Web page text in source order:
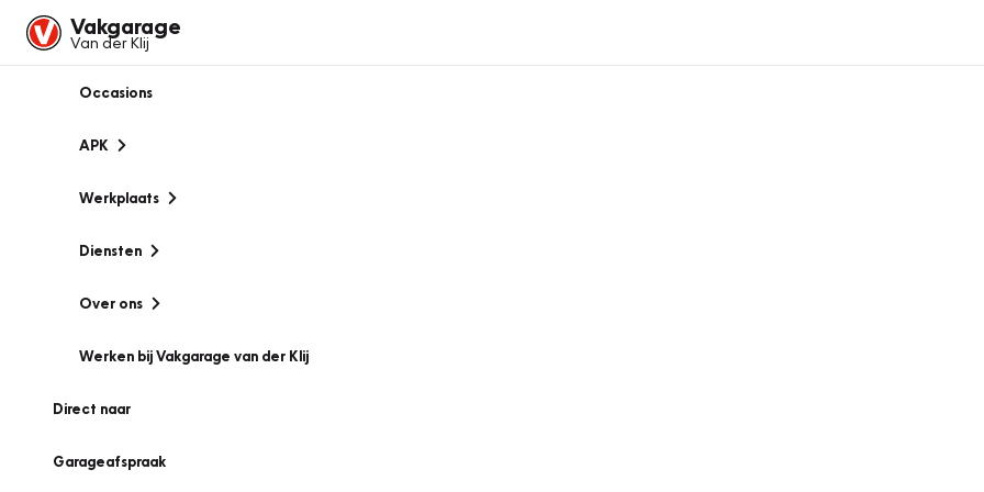
Vakgarage
Van der Klij
Occasions
APK
Werkplaats
Diensten
Over ons
Werken bij Vakgarage van der Klij
Direct naar
Garageafspraak